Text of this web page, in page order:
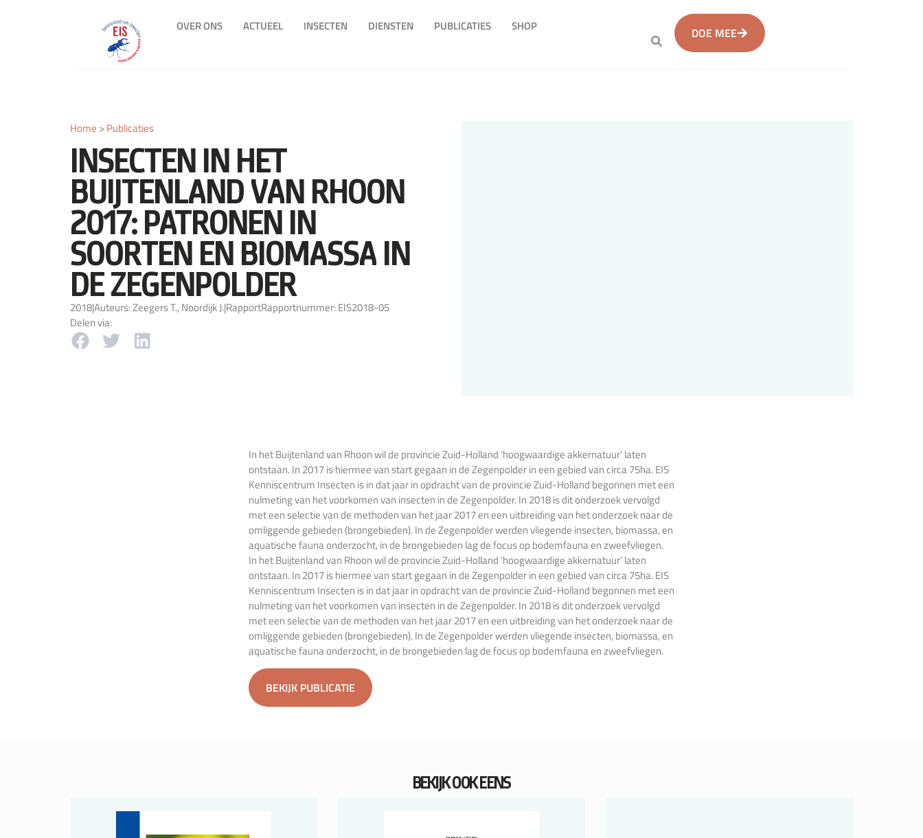
OVER ONS ACTUEEL INSECTEN DIENSTEN PUBLICATIES SHOP DOE MEE
Home >Publicaties
INSECTEN IN HET
BUIJTENLAND VAN RHOON
2017: PATRONEN IN
SOORTEN EN BIOMASSA IN
DE ZEGENPOLDER
2018|Auteurs: Zeegers T., Noordijk J.|RapportRapportnummer: EIS2018-05
Delen via:
In het Buijtenland van Rhoon wil de provincie Zuid-Holland ‘hoogwaardige akkernatuur’ laten
ontstaan. In 2017 is hiermee van start gegaan in de Zegenpolder in een gebied van circa 75ha. EIS
Kenniscentrum Insecten is in dat jaar in opdracht van de provincie Zuid-Holland begonnen met een
nulmeting van het voorkomen van insecten in de Zegenpolder. In 2018 is dit onderzoek vervolgd
met een selectie van de methoden van het jaar 2017 en een uitbreiding van het onderzoek naar de
omliggende gebieden (brongebieden). In de Zegenpolder werden vliegende insecten, biomassa, en
aquatische fauna onderzocht, in de brongebieden lag de focus op bodemfauna en zweefvliegen.
In het Buijtenland van Rhoon wil de provincie Zuid-Holland ‘hoogwaardige akkernatuur’ laten
ontstaan. In 2017 is hiermee van start gegaan in de Zegenpolder in een gebied van circa 75ha. EIS
Kenniscentrum Insecten is in dat jaar in opdracht van de provincie Zuid-Holland begonnen met een
nulmeting van het voorkomen van insecten in de Zegenpolder. In 2018 is dit onderzoek vervolgd
met een selectie van de methoden van het jaar 2017 en een uitbreiding van het onderzoek naar de
omliggende gebieden (brongebieden). In de Zegenpolder werden vliegende insecten, biomassa, en
aquatische fauna onderzocht, in de brongebieden lag de focus op bodemfauna en zweefvliegen.
BEKIJK PUBLICATIE
BEKIJK OOK EENS